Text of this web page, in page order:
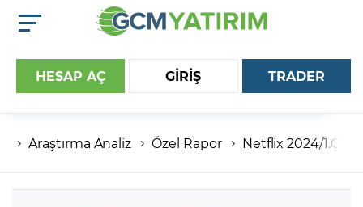
HESAP AÇ GİRİŞ
Hesap numaranız
Şifreniz
TRADER
Araştırma Analiz Özel Rapor Netflix 2024/1.Ç